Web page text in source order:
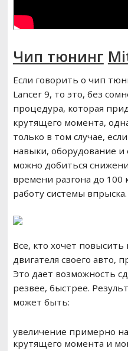
Чип тюнинг
Если говорить о чип
Lancer 9, то это, без
процедура, которая
крутящего момента,
только в том случае,
навыки, оборудование и
можно добиться
времени разгона до
работу системы впрыска.
Все, кто хочет
двигателя своего авто,
Это дает возможность
резвее, быстрее.
может быть:
увеличение примерно на
крутящего момента и